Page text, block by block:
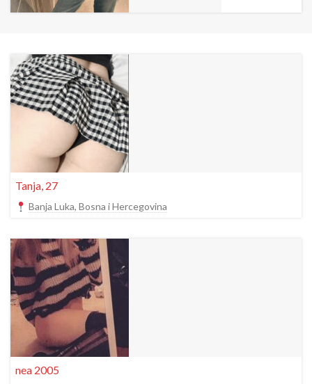
Tanja, 27
Banja Luka, Bosna i Hercegovina
nea 2005